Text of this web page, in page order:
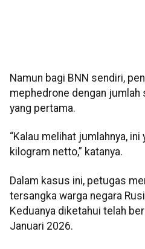
Namun bagi BNN sendiri,
mephedrone dengan
yang pertama.
“Kalau melihat jumlahnya,
kilogram netto,” katanya.
Dalam kasus ini, petugas
tersangka warga negara
Keduanya diketahui telah
Januari 2026.